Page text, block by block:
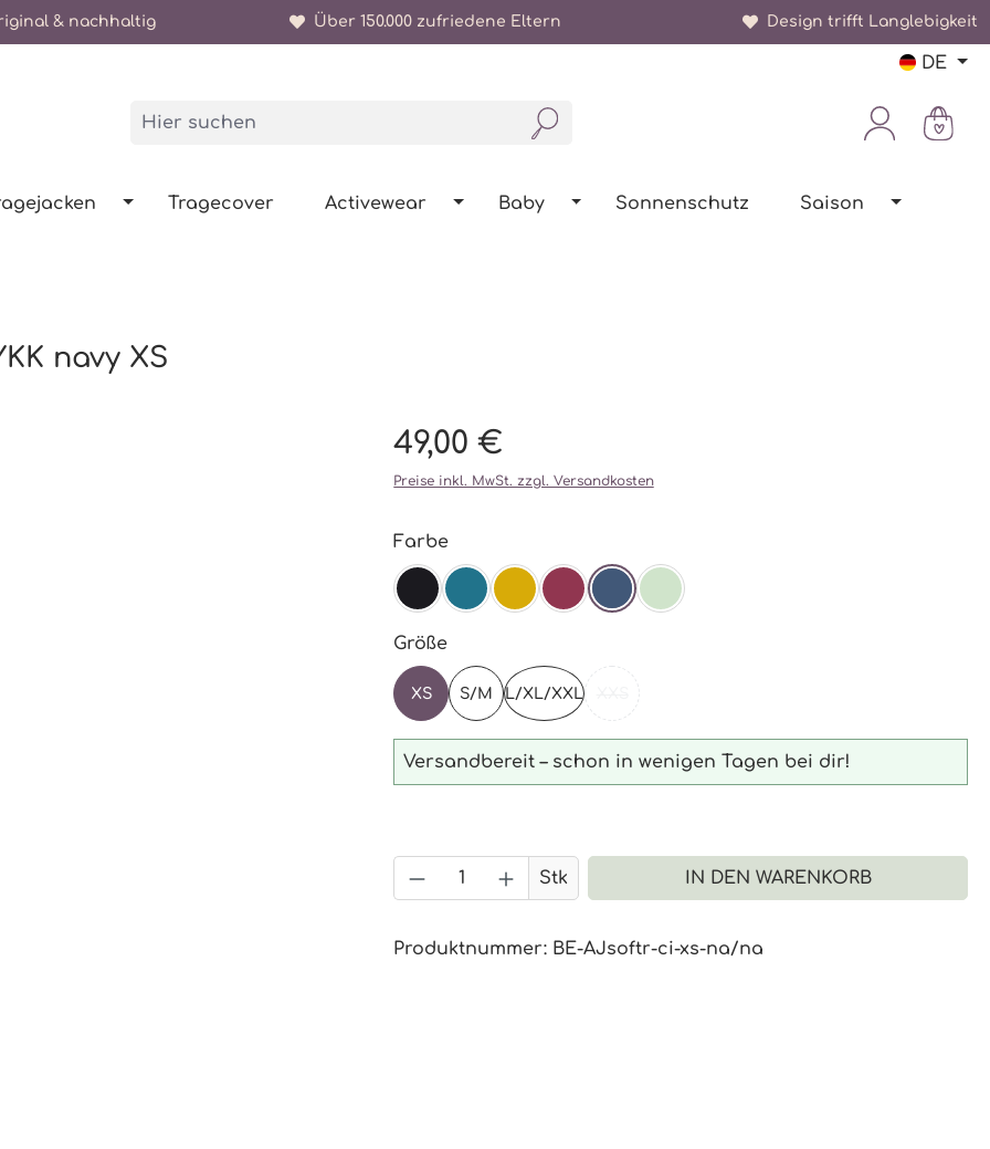
& nachhaltig Über 150.000 zufriedene Eltern Design trifft Langlebigkeit
DE
Tragecover Activewear Baby Sonnenschutz Saison
navy XS
49,00 €
Preise inkl. MwSt. zzgl. Versandkosten
Farbeauswählen
SCHWARZ
TEAL SENF BEERE NAVY MINT
Größeauswählen
XS S/M L/XL/XXL (DIESE OPTION IST ZURZEIT NICHT VERFÜGBAR.)
Versandbereit – schon in wenigen Tagen bei dir!
Produkt Anzahl: Gib den gewünschten
Stk IN DEN WARENKORB
Produktnummer: BE-AJsoftr-ci-xs-na/na